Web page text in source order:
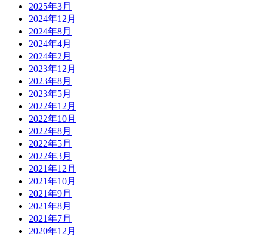
2025年3月
2024年12月
2024年8月
2024年4月
2024年2月
2023年12月
2023年8月
2023年5月
2022年12月
2022年10月
2022年8月
2022年5月
2022年3月
2021年12月
2021年10月
2021年9月
2021年8月
2021年7月
2020年12月